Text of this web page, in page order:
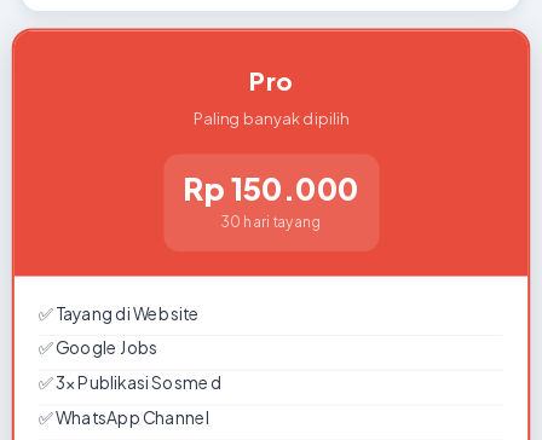
Pro
Paling banyak dipilih
Rp 150.000
30 hari tayang
✅ Tayang di Website
✅ Google Jobs
✅ 3x Publikasi Sosmed
✅ WhatsApp Channel